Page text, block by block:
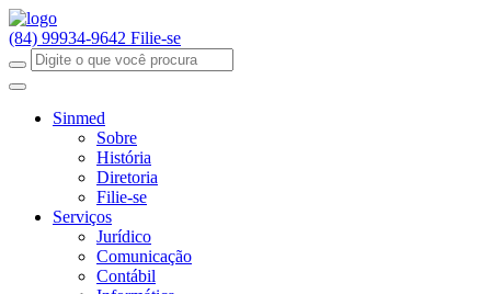
(84) 99934-9642 Filie-se
Sinmed
Sobre
História
Diretoria
Filie-se
Serviços
Jurídico
Comunicação
Contábil